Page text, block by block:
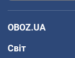
OBOZ.UA
Світ